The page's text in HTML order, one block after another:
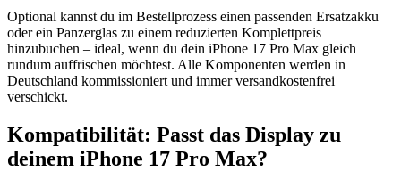
Optional kannst du im Bestellprozess einen passenden Ersatzakku
oder ein Panzerglas zu einem reduzierten Komplettpreis
hinzubuchen – ideal, wenn du dein iPhone 17 Pro Max gleich
rundum auffrischen möchtest. Alle Komponenten werden in
Deutschland kommissioniert und immer versandkostenfrei
verschickt.
Kompatibilität: Passt das Display zu
deinem iPhone 17 Pro Max?